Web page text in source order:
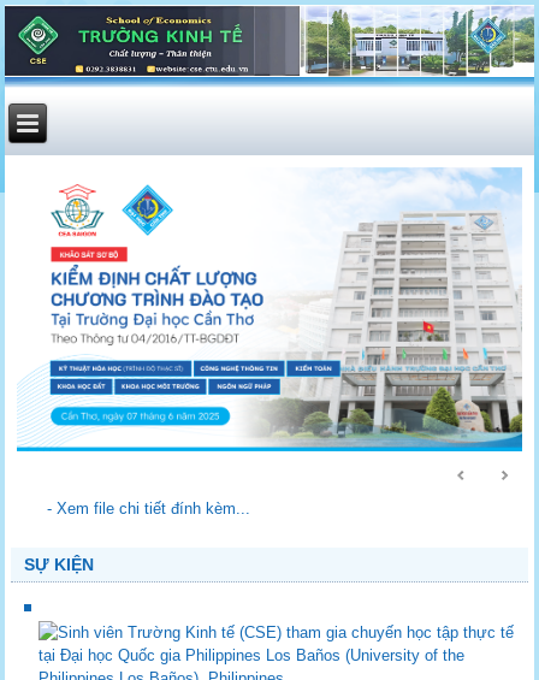
- Xem file chi tiết đính kèm...
SỰ KIỆN